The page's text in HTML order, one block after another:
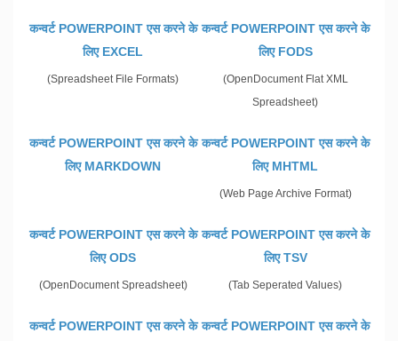
कन्वर्ट POWERPOINT एस करने के
लिए EXCEL
(Spreadsheet File Formats)
कन्वर्ट POWERPOINT एस करने के
लिए FODS
(OpenDocument Flat XML
Spreadsheet)
कन्वर्ट POWERPOINT एस करने के
लिए MARKDOWN
कन्वर्ट POWERPOINT एस करने के
लिए MHTML
(Web Page Archive Format)
कन्वर्ट POWERPOINT एस करने के
लिए ODS
(OpenDocument Spreadsheet)
कन्वर्ट POWERPOINT एस करने के
लिए TSV
(Tab Seperated Values)
कन्वर्ट POWERPOINT एस करने के कन्वर्ट POWERPOINT एस करने के